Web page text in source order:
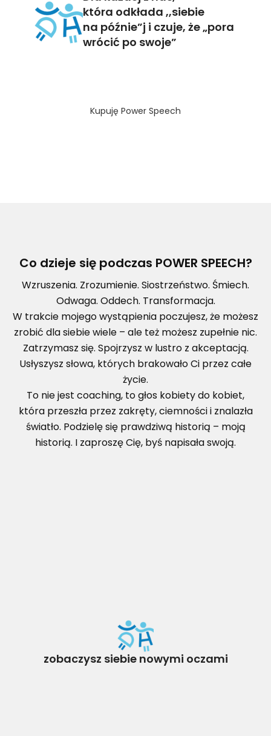
która odkłada ,,siebie
na późnie”j i czuje, że „pora
wrócić po swoje”
Kupuję Power Speech
Co dzieje się podczas POWER SPEECH?
Wzruszenia. Zrozumienie. Siostrzeństwo. Śmiech.
Odwaga. Oddech. Transformacja.
W trakcie mojego wystąpienia poczujesz, że możesz
zrobić dla siebie wiele – ale też możesz zupełnie nic.
Zatrzymasz się. Spojrzysz w lustro z akceptacją.
Usłyszysz słowa, których brakowało Ci przez całe
życie.
To nie jest coaching, to głos kobiety do kobiet,
która przeszła przez zakręty, ciemności i znalazła
światło. Podzielę się prawdziwą historią – moją
historią. I zaproszę Cię, byś napisała swoją.
zobaczysz siebie nowymi oczami